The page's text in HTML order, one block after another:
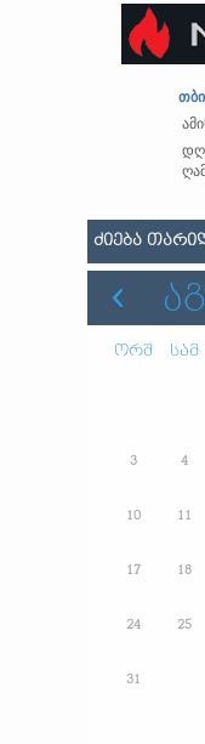
ᲫᲘᲔᲑᲐ
ორშ სამ
3 4
10 11
17 18
24 25
31